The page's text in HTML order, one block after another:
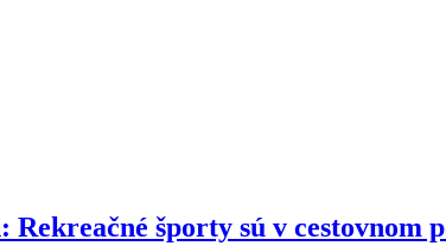
športy sú v cestovnom